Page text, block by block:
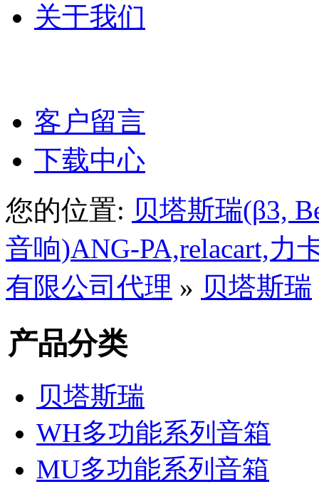
关于我们
客户留言
下载中心
您的位置: 贝塔斯瑞(β3,
音响)ANG-PA,relacart,
有限公司代理 » 贝塔斯瑞
产品分类
贝塔斯瑞
WH多功能系列音箱
MU多功能系列音箱